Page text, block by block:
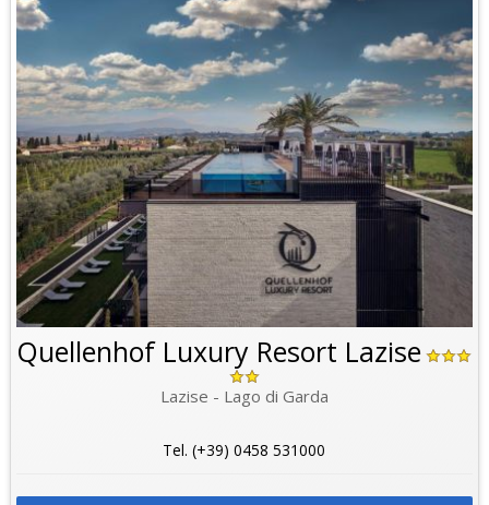
Quellenhof Luxury Resort Lazise
Lazise - Lago di Garda
Tel. (+39) 0458 531000